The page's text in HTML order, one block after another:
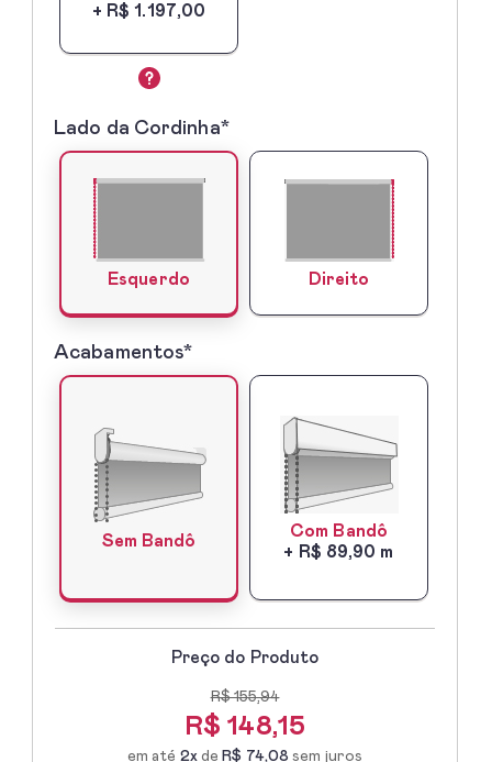
+ R$ 1.197,00
3º
Comando
Lado da Cordinha*
Esquerdo Direito
5º
Acabamentos*
Sem Bandô
Com Bandô
+ R$ 89,90 m
Preço do Produto
R$ 155,94
R$148,15
em até 2xde R$ 74,08 sem juros